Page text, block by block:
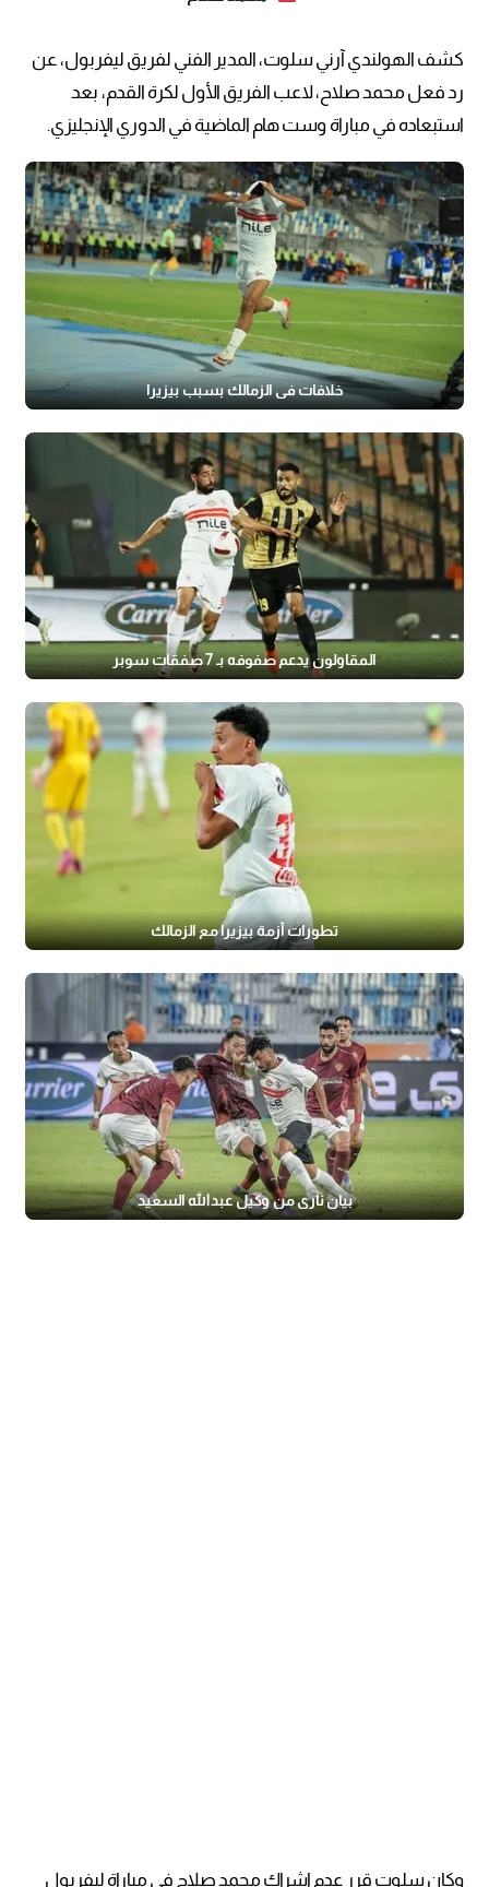
كشف الهولندي آرني سلوت، المدير الفني لفريق ليفربول، عن
رد فعل محمد صلاح، لاعب الفريق الأول لكرة القدم، بعد
استبعاده في مباراة وست هام الماضية في الدوري الإنجليزي.
خلافات في الزمالك بسبب بيزيرا
المقاولون يدعم صفوفه بـ 7 صفقات سوبر
تطورات أزمة بيزيرا مع الزمالك
بيان ناري من وكيل عبدالله السعيد
وكان سلوت قرر عدم إشراك محمد صلاح في مباراة ليفربول